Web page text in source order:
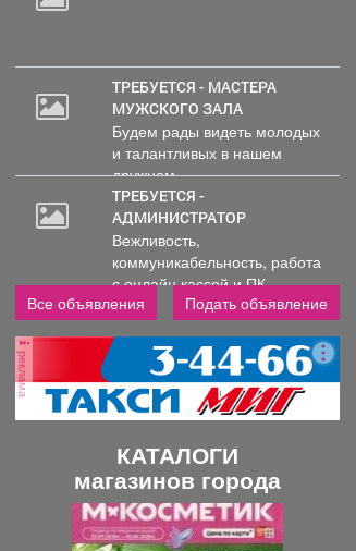
Специалист по
пожарной
профилактике9000 руб.
Занятия английским
языком для
обучающихся 2-11
классов 4800 руб.
ТРЕБУЕТСЯ - МАСТЕРА
МУЖСКОГО ЗАЛА
Будем рады видеть молодых
и талантливых в нашем
дружном...
ТРЕБУЕТСЯ -
АДМИНИСТРАТОР
Вежливость,
коммуникабельность, работа
с онлайн кассой и ПК
(программы...
Все объявления Подать объявление
реклама
КАТАЛОГИ
магазинов города